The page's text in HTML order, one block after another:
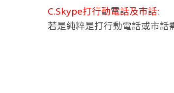
C.Skype打行動電話及市話:
若是純粹是打行動電話或市